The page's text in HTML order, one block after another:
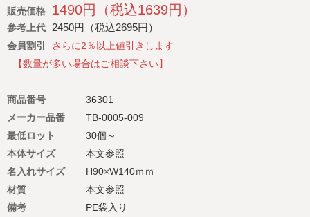
販売価格 1490円（税込1639円）
参考上代 2450円（税込2695円）
会員割引
さらに2％以上値引きします
【数量が多い場合はご相談下さい】
商品番号
36301
メーカー品番
TB-0005-009
最低ロット
30個～
本体サイズ
本文参照
名入れサイズ
H90×W140ｍｍ
材質
本文参照
備考
PE袋入り